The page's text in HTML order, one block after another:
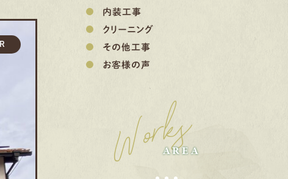
内装工事
クリーニング
その他工事
お客様の声
Works
AREA